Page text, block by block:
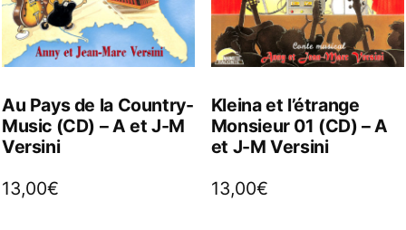
Au Pays de la Country-
Music (CD) – A et J-M
Versini
13,00€
Kleina et l’étrange
Monsieur 01 (CD) – A
et J-M Versini
13,00€